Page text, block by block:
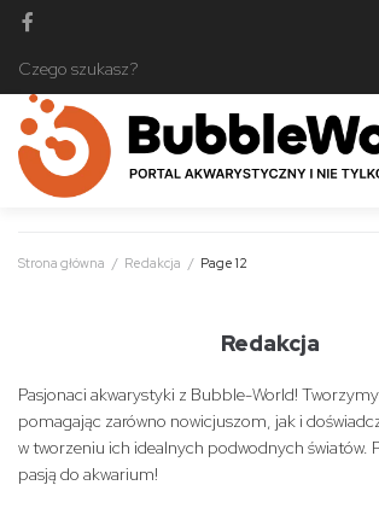
Strona główna / Redakcja / Page 12
Redakcja
Pasjonaci akwarystyki z Bubble-World!
pomagając zarówno nowicjuszom, jak i
w tworzeniu ich idealnych podwodnych światów.
pasją do akwarium!